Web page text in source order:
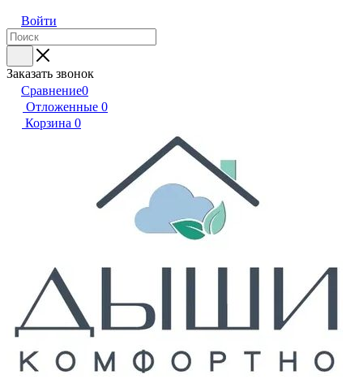
Войти
Заказать звонок
Сравнение0
Отложенные 0
Корзина 0